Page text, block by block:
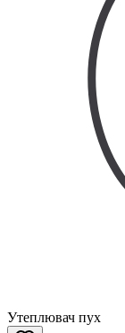
Утеплювач пух